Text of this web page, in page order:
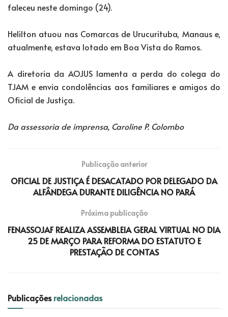
faleceu neste domingo (24).
Helilton atuou nas Comarcas de Urucurituba, Manaus e,
atualmente, estava lotado em Boa Vista do Ramos.
A diretoria da AOJUS lamenta a perda do colega do
TJAM e envia condolências aos familiares e amigos do
Oficial de Justiça.
Da assessoria de imprensa, Caroline P. Colombo
Publicação anterior
OFICIAL DE JUSTIÇA É DESACATADO POR DELEGADO DA
ALFÂNDEGA DURANTE DILIGÊNCIA NO PARÁ
Próxima publicação
FENASSOJAF REALIZA ASSEMBLEIA GERAL VIRTUAL NO DIA
25 DE MARÇO PARA REFORMA DO ESTATUTO E
PRESTAÇÃO DE CONTAS
Publicaçõesrelacionadas